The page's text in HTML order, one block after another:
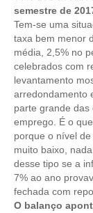
FGTS
LEGISLAÇÃO
LEI 4.950-A/1966
LEI 5.194/1966 –
LEI 6.496/1977 –
RES 1.002/2002
PISO SALARIAL
semestre de
Tem-se uma
taxa bem menor
média, 2,5% no
celebrados com
levantamento
arredondamento
parte grande das
emprego. É o
porque o nível
muito baixo,
desse tipo se a
7% ao ano
fechada com
O balanço